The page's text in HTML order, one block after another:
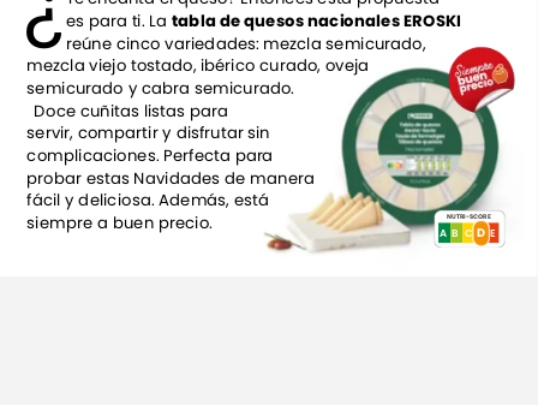
es para ti. La tabladequesosnacionalesEROSKI
reúne cinco variedades: mezcla semicurado,
mezcla viejo tostado, ibérico curado, oveja
semicurado y cabra semicurado.
Doce cuñitas listas para
servir, compartir y disfrutarsin
complicaciones. Perfecta para
probar estas Navidades de manera
fácil y deliciosa. Además, está
siempre a buen precio. A B D E
C
NUTRI-SCORE
D